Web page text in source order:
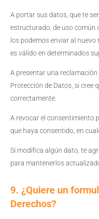
A portar sus datos, que te
estructurado, de uso común
los podemos enviar al
es válido en determinados
A presentar una
Protección de Datos, si cree
correctamente.
A revocar el consentimiento
que haya consentido, en
Si modifica algún dato, te
para mantenerlos
9. ¿Quiere un
Derechos?